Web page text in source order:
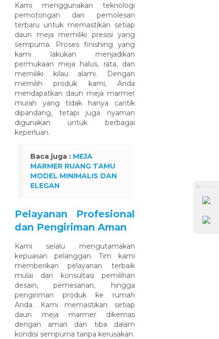
Kami menggunakan teknologi
pemotongan dan pemolesan
terbaru untuk memastikan setiap
daun meja memiliki presisi yang
sempurna. Proses finishing yang
kami lakukan menjadikan
permukaan meja halus, rata, dan
memiliki kilau alami. Dengan
memilih produk kami, Anda
mendapatkan daun meja marmer
murah yang tidak hanya cantik
dipandang, tetapi juga nyaman
digunakan untuk berbagai
keperluan.
Baca juga : MEJA
MARMER RUANG TAMU
MODEL MINIMALIS DAN
ELEGAN
Pelayanan Profesional
dan Pengiriman Aman
Kami selalu mengutamakan
kepuasan pelanggan. Tim kami
memberikan pelayanan terbaik
mulai dari konsultasi pemilihan
desain, pemesanan, hingga
pengiriman produk ke rumah
Anda. Kami memastikan setiap
daun meja marmer dikemas
dengan aman dan tiba dalam
kondisi sempurna tanpa kerusakan.